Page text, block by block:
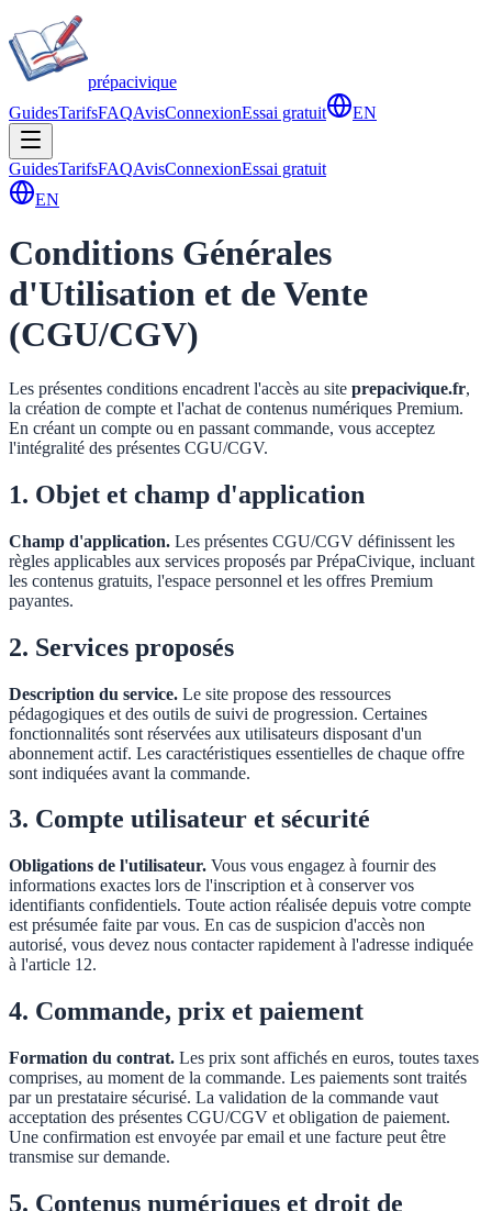
prépacivique
GuidesTarifsFAQAvisConnexionEssai gratuit EN
GuidesTarifsFAQAvisConnexionEssai gratuit
EN
Conditions Générales
d'Utilisation et de Vente
(CGU/CGV)
Les présentes conditions encadrent l'accès au site prepacivique.fr,
la création de compte et l'achat de contenus numériques Premium.
En créant un compte ou en passant commande, vous acceptez
l'intégralité des présentes CGU/CGV.
1. Objet et champ d'application
Champ d'application. Les présentes CGU/CGV définissent les
règles applicables aux services proposés par PrépaCivique, incluant
les contenus gratuits, l'espace personnel et les offres Premium
payantes.
2. Services proposés
Description du service. Le site propose des ressources
pédagogiques et des outils de suivi de progression. Certaines
fonctionnalités sont réservées aux utilisateurs disposant d'un
abonnement actif. Les caractéristiques essentielles de chaque offre
sont indiquées avant la commande.
3. Compte utilisateur et sécurité
Obligations de l'utilisateur. Vous vous engagez à fournir des
informations exactes lors de l'inscription et à conserver vos
identifiants confidentiels. Toute action réalisée depuis votre compte
est présumée faite par vous. En cas de suspicion d'accès non
autorisé, vous devez nous contacter rapidement à l'adresse indiquée
à l'article 12.
4. Commande, prix et paiement
Formation du contrat. Les prix sont affichés en euros, toutes taxes
comprises, au moment de la commande. Les paiements sont traités
par un prestataire sécurisé. La validation de la commande vaut
acceptation des présentes CGU/CGV et obligation de paiement.
Une confirmation est envoyée par email et une facture peut être
transmise sur demande.
5. Contenus numériques et droit de